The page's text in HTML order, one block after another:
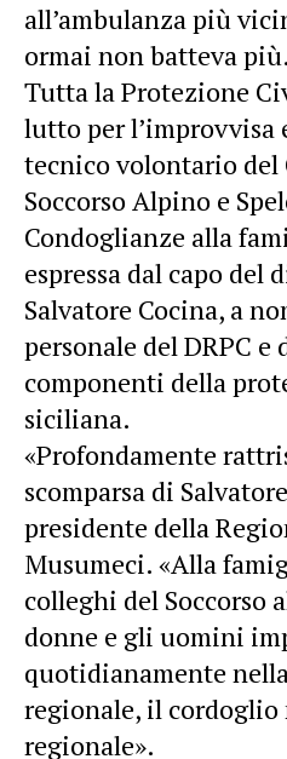
all’ambulanza più
ormai non batteva più.
Tutta la Protezione
lutto per l’improvvisa
tecnico volontario del
Soccorso Alpino e
Condoglianze alla
espressa dal capo del
Salvatore Cocina, a
personale del DRPC
componenti della
siciliana.
«Profondamente
scomparsa di
presidente della
Musumeci. «Alla
colleghi del Soccorso
donne e gli uomini
quotidianamente
regionale, il cordoglio
regionale».